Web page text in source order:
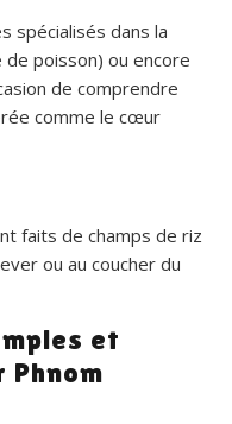
spécialisés dans la
poisson) ou encore
de comprendre
comme le cœur
faits de champs de riz
ou au coucher du
et